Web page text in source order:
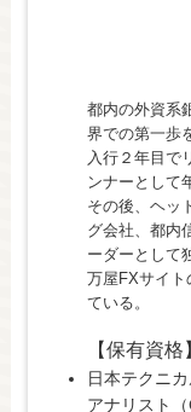
都内の外資系
界での第一歩
入行２年目で
ンナーとして
その後、ヘッ
グ会社、都内
ーダーとして
万屋FXサイト
ている。
【保有資格
日本テクニ
アナリスト（